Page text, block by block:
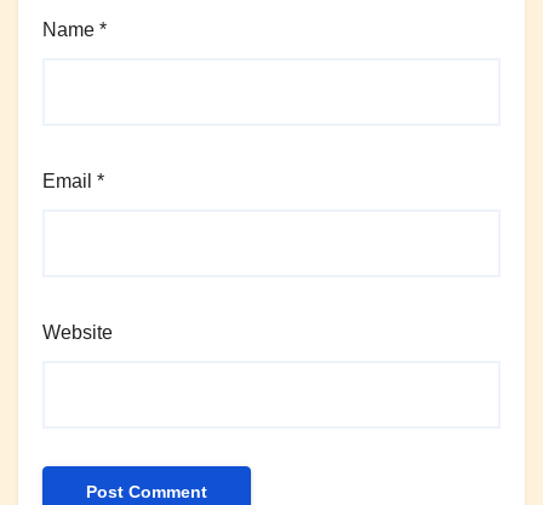
Name *
Email *
Website